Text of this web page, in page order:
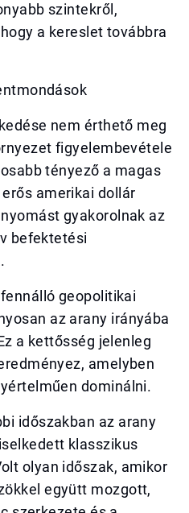
szintekről,
a kereslet továbbra
nem érthető meg
figyelembevétele
tényező a magas
amerikai dollár
gyakorolnak az
befektetési
geopolitikai
az arany irányába
a kettősség jelenleg
amelyben
dominálni.
időszakban az arany
klasszikus
olyan időszak, amikor
együtt mozgott,